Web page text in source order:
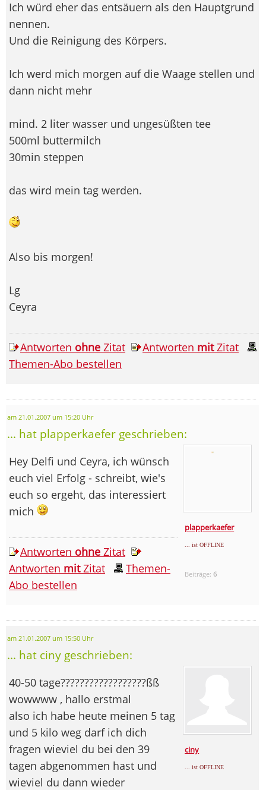
Ich würd eher das entsäuern als den Hauptgrund
nennen.
Und die Reinigung des Körpers.
Ich werd mich morgen auf die Waage stellen und
dann nicht mehr
mind. 2 liter wasser und ungesüßten tee
500ml buttermilch
30min steppen
das wird mein tag werden.
Also bis morgen!
Lg
Ceyra
Antworten ohne Zitat Antworten mitZitat
Themen-Abo bestellen
am 21.01.2007 um 15:20 Uhr
... hat plapperkaefer geschrieben:
plapperkaefer
... ist OFFLINE
Beiträge:6
Hey Delfi und Ceyra, ich wünsch
euch viel Erfolg - schreibt, wie's
euch so ergeht, das interessiert
mich
Antworten ohne Zitat
Antworten mitZitat
Themen-
Abo bestellen
am 21.01.2007 um 15:50 Uhr
... hat ciny geschrieben:
ciny
... ist OFFLINE
40-50 tage??????????????????ßß
wowwww , hallo erstmal
also ich habe heute meinen 5 tag
und 5 kilo weg darf ich dich
fragen wieviel du bei den 39
tagen abgenommen hast und
wieviel du dann wieder